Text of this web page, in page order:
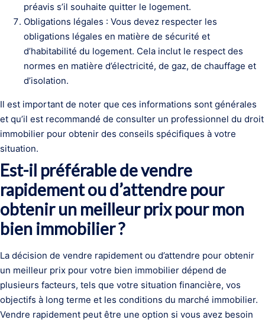
préavis s’il souhaite quitter le logement.
Obligations légales : Vous devez respecter les
obligations légales en matière de sécurité et
d’habitabilité du logement. Cela inclut le respect des
normes en matière d’électricité, de gaz, de chauffage et
d’isolation.
Il est important de noter que ces informations sont générales
et qu’il est recommandé de consulter un professionnel du droit
immobilier pour obtenir des conseils spécifiques à votre
situation.
Est-il préférable de vendre
rapidement ou d’attendre pour
obtenir un meilleur prix pour mon
bien immobilier ?
La décision de vendre rapidement ou d’attendre pour obtenir
un meilleur prix pour votre bien immobilier dépend de
plusieurs facteurs, tels que votre situation financière, vos
objectifs à long terme et les conditions du marché immobilier.
Vendre rapidement peut être une option si vous avez besoin